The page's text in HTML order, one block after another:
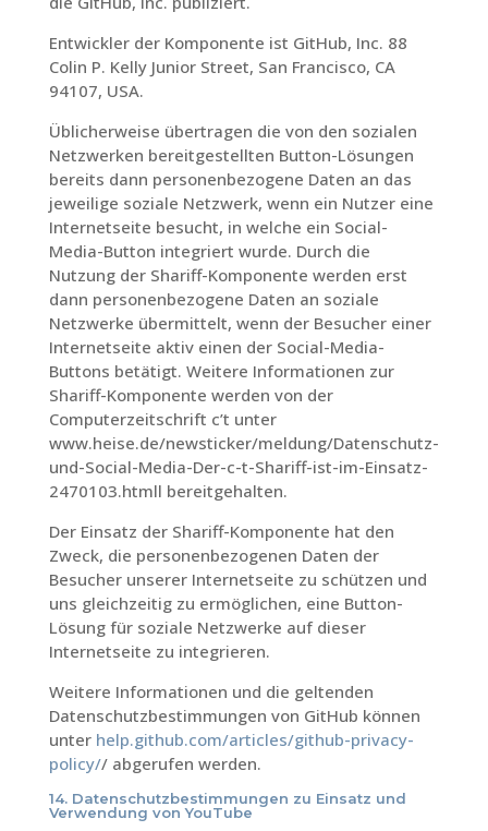
Entwickler der Komponente ist GitHub, Inc. 88
Colin P. Kelly Junior Street, San Francisco, CA
94107, USA.
Üblicherweise übertragen die von den sozialen
Netzwerken bereitgestellten Button-Lösungen
bereits dann personenbezogene Daten an das
jeweilige soziale Netzwerk, wenn ein Nutzer eine
Internetseite besucht, in welche ein Social-
Media-Button integriert wurde. Durch die
Nutzung der Shariff-Komponente werden erst
dann personenbezogene Daten an soziale
Netzwerke übermittelt, wenn der Besucher einer
Internetseite aktiv einen der Social-Media-
Buttons betätigt. Weitere Informationen zur
Shariff-Komponente werden von der
Computerzeitschrift c’t unter
www.heise.de/newsticker/meldung/Datenschutz-
und-Social-Media-Der-c-t-Shariff-ist-im-Einsatz-
2470103.htmll bereitgehalten.
Der Einsatz der Shariff-Komponente hat den
Zweck, die personenbezogenen Daten der
Besucher unserer Internetseite zu schützen und
uns gleichzeitig zu ermöglichen, eine Button-
Lösung für soziale Netzwerke auf dieser
Internetseite zu integrieren.
Weitere Informationen und die geltenden
Datenschutzbestimmungen von GitHub können
unter help.github.com/articles/github-privacy-
policy// abgerufen werden.
14. Datenschutzbestimmungen zu Einsatz und
Verwendung von YouTube